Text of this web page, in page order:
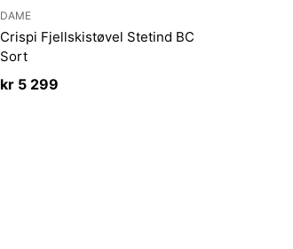
DAME
Crispi Fjellskistøvel Stetind BC
Sort
kr5 299